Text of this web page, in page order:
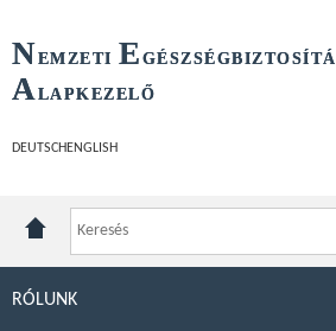
NEMZETI E
ALAPKEZELŐ
DEUTSCH ENGLISH
RÓLUNK